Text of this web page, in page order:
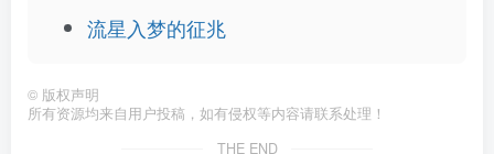
流星入梦的征兆
© 版权声明
所有资源均来自用户投稿，如有侵权等内容请联系处理！
THE END